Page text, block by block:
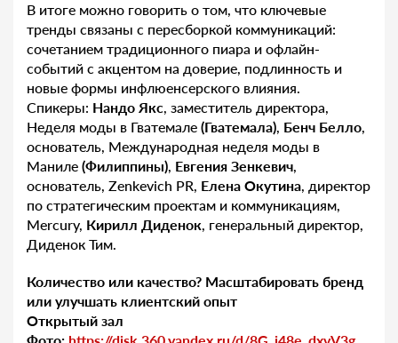
В итоге можно говорить о том, что ключевые
тренды связаны с пересборкой коммуникаций:
сочетанием традиционного пиара и офлайн-
событий с акцентом на доверие, подлинность и
новые формы инфлюенсерского влияния.
Спикеры: Нандо Якс, заместитель директора,
Неделя моды в Гватемале (Гватемала), Бенч Белло,
основатель, Международная неделя моды в
Маниле (Филиппины), Евгения Зенкевич,
основатель, Zenkevich PR, Елена Окутина, директор
по стратегическим проектам и коммуникациям,
Mercury, Кирилл Диденок, генеральный директор,
Диденок Тим.
Количество или качество? Масштабировать бренд
или улучшать клиентский опыт
Открытый зал